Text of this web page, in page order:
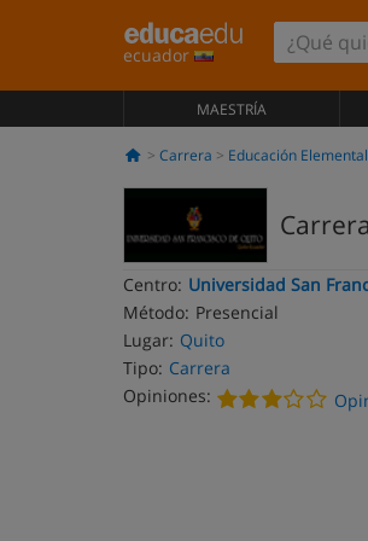
ecuador
MAESTRÍA
Carrera Educación
Centro: Universidad San
Método: Presencial
Lugar: Quito
Tipo: Carrera
Opiniones: